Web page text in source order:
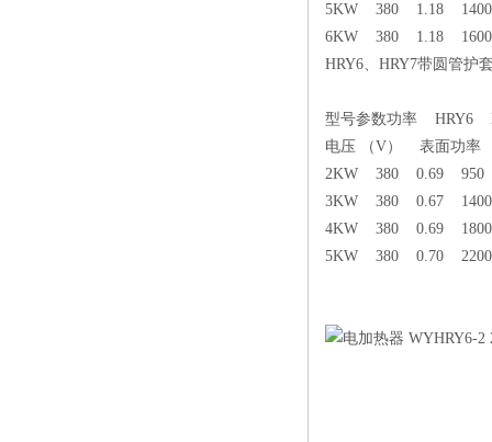
5KW 380 1.18
6KW 380 1.18
HRY6、HRY7带圆管护
型号参数功率 HRY6
电压 （V） 表面功率
2KW 380 0.69
3KW 380 0.67
4KW 380 0.69
5KW 380 0.70